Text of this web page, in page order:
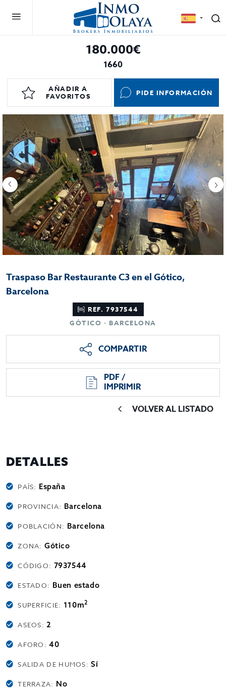
180.000€
1660
AÑADIR A
FAVORITOS
PIDE INFORMACIÓN
Traspaso Bar Restaurante C3 en el Gótico,
Barcelona
REF. 7937544
GÓTICO · BARCELONA
COMPARTIR
PDF /
IMPRIMIR
VOLVER AL LISTADO
DETALLES
PAÍS: España
PROVINCIA: Barcelona
POBLACIÓN: Barcelona
ZONA:Gótico
CÓDIGO: 7937544
ESTADO: Buen estado
SUPERFICIE: 110m2
ASEOS:2
AFORO:40
SALIDA DE HUMOS:Sí
TERRAZA: No